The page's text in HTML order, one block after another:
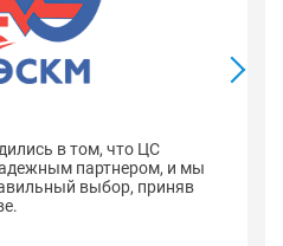
в том, что ЦС
партнером, и мы
выбор, приняв